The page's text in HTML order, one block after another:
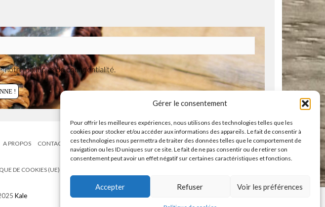
Gérer le consentement
Pour offrir les meilleures expériences, nous utilisons des technologies telles que les
cookies pour stocker et/ou accéder aux informations des appareils. Le fait de consentir à
ces technologies nous permettra de traiter des données telles que le comportement de
navigation ou les ID uniques sur ce site. Le fait de ne pas consentir ou de retirer son
consentement peut avoir un effet négatif sur certaines caractéristiques et fonctions.
Accepter Refuser Voir les préférences
notre politique de confidentialité.
A PROPOS CONTACT VOS AVIS
DE COOKIES (UE)
Kale